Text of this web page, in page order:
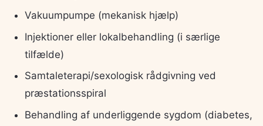
Vakuumpumpe (mekanisk hjælp)
Injektioner eller lokalbehandling (i særlige
tilfælde)
Samtaleterapi/sexologisk rådgivning ved
præstationsspiral
Behandling af underliggende sygdom (diabetes,